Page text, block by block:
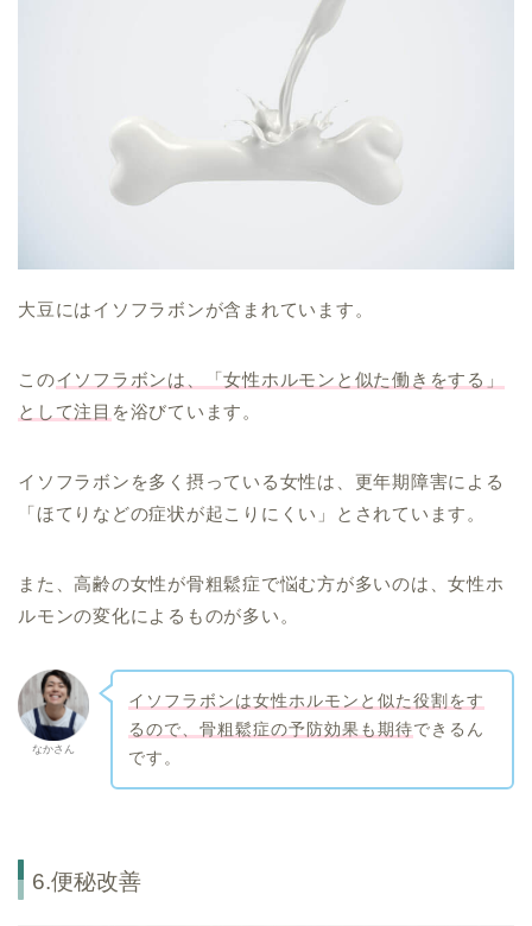
大豆にはイソフラボンが含まれています。
このイソフラボンは、「女性ホルモンと似た働きをする」
として注目 を浴びています。
イソフラボンを多く摂っている女性は、更年期障害による
「ほてりなどの症状が起こりにくい」とされています。
また、高齢の女性が骨粗鬆症で悩む方が多いのは、女性ホ
ルモンの変化によるものが多い。
なかさん
イソフラボンは女性ホルモンと似た役割をす
るので、骨粗鬆症の予防効果も期待できるん
です。
6.便秘改善